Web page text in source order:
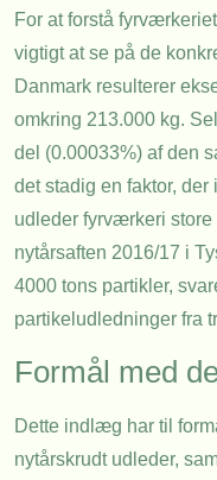
For at forstå
vigtigt at se på de
Danmark resulterer
omkring 213.000 kg.
del (0.00033%) af den
det stadig en faktor,
udleder fyrværkeri
nytårsaften 2016/17 i
4000 tons partikler,
partikeludledninger fra
Formål med
Dette indlæg har til
nytårskrudt udleder,